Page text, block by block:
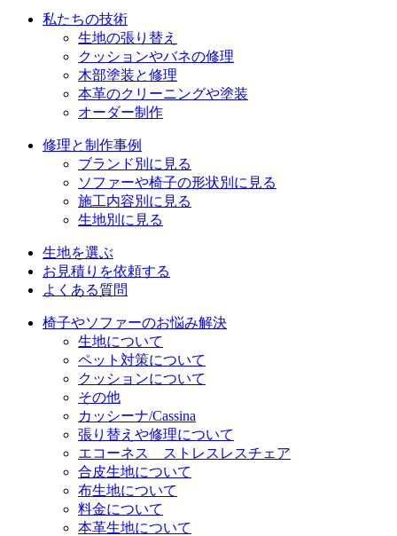
私たちの技術
生地の張り替え
クッションやバネの修理
木部塗装と修理
本革のクリーニングや塗装
オーダー制作
修理と制作事例
ブランド別に見る
ソファーや椅子の形状別に見る
施工内容別に見る
生地別に見る
生地を選ぶ
お見積りを依頼する
よくある質問
椅子やソファーのお悩み解決
生地について
ペット対策について
クッションについて
その他
カッシーナ/Cassina
張り替えや修理について
エコーネス ストレスレスチェア
合皮生地について
布生地について
料金について
本革生地について